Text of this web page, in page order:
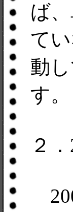
ば
て
動
す。
２